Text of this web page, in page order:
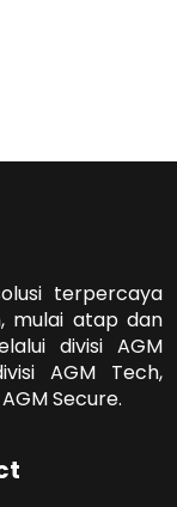
terpercaya
mulai atap dan
divisi AGM
AGM Tech,
Secure.